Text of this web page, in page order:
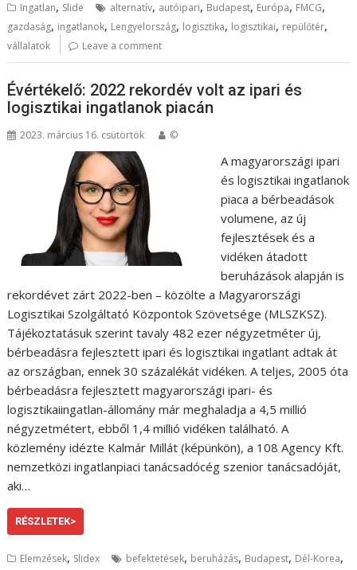
Ingatlan, Slide alternatív, autóipari, Budapest, Európa, FMCG,
gazdaság, ingatlanok, Lengyelország, logisztika, logisztikai, repülőtér,
vállalatok Leave a comment
Évértékelő: 2022 rekordév volt az ipari és
logisztikai ingatlanok piacán
2023. március 16. csütörtök ©
A magyarországi ipari
és logisztikai ingatlanok
piaca a bérbeadások
volumene, az új
fejlesztések és a
vidéken átadott
beruházások alapján is
rekordévet zárt 2022-ben – közölte a Magyarországi
Logisztikai Szolgáltató Központok Szövetsége (MLSZKSZ).
Tájékoztatásuk szerint tavaly 482 ezer négyzetméter új,
bérbeadásra fejlesztett ipari és logisztikai ingatlant adtak át
az országban, ennek 30 százalékát vidéken. A teljes, 2005 óta
bérbeadásra fejlesztett magyarországi ipari- és
logisztikaiingatlan-állomány már meghaladja a 4,5 millió
négyzetmétert, ebből 1,4 millió vidéken található. A
közlemény idézte Kalmár Millát (képünkön), a 108 Agency Kft.
nemzetközi ingatlanpiaci tanácsadócég szenior tanácsadóját,
aki…
RÉSZLETEK>
Elemzések, Slidex befektetések, beruházás, Budapest, Dél-Korea,